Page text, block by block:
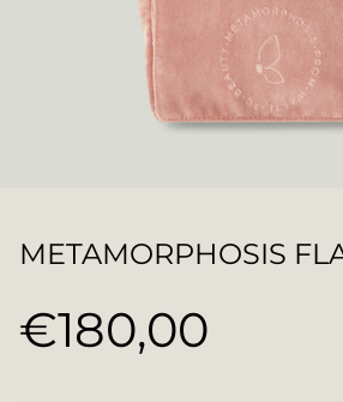
METAMORPHOSIS
Prezzo
€180,00